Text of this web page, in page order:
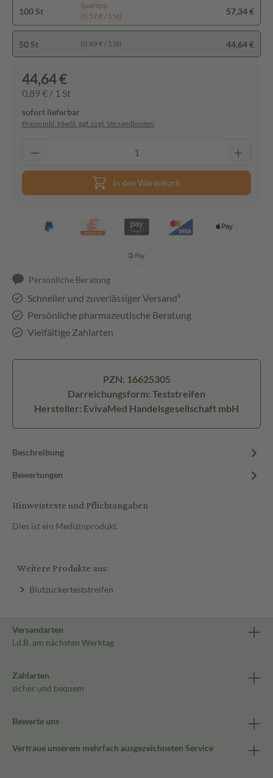
100 St
Spartipp
(0,57 € / 1 St)
57,34 €
50 St (0,89 € / 1 St) 44,64 €
44,64 €
0,89 € / 1 St
sofort lieferbar
Preise inkl. MwSt. ggf. zzgl. Versandkosten
In den Warenkorb
Persönliche Beratung
Schneller und zuverlässiger Versand³
Persönliche pharmazeutische Beratung
Vielfältige Zahlarten
PZN: 16625305
Darreichungsform: Teststreifen
Hersteller: EvivaMed Handelsgesellschaft mbH
Beschreibung
Bewertungen
Hinweistexte und Pflichtangaben
Dies ist ein Medizinprodukt.
Weitere Produkte aus:
Blutzuckerteststreifen
Versandarten
i.d.R. am nächsten Werktag
Zahlarten
sicher und bequem
Bewerte uns
Vertraue unserem mehrfach ausgezeichneten Service